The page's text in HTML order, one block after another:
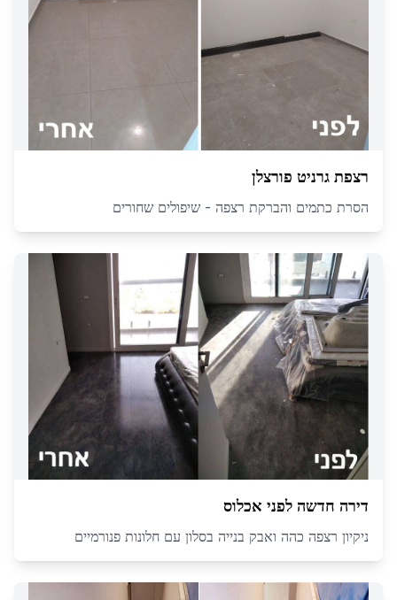
רצפת גרניט פורצלן
הסרת כתמים והברקת רצפה - שיפולים שחורים
דירה חדשה לפני אכלוס
ניקיון רצפה כהה ואבק בנייה בסלון עם חלונות פנורמיים